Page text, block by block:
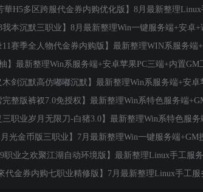
華H5多区跨服代金券内购优化版】8月最新整理
我本沉默三职业】8月最新整理Win一键服务端+安卓
赛季全人物代金券内购版】最新整理WIN系服务
】最新整理Win系服务端+安卓苹果PC三端+内置
剑沉默高仿嘟嘟沉默】最新整理Win系服务端+安卓
整版裤衩7.0免授权】最新整理Win系特色服务端
职业岁月无限刀-白猪3.0】最新整理Win系特色服
光金币版三职业】7月最新整理Win一键服务端
职业之欢聚江湖自动环境版】最新整理Linux手工服
代金券内购七职业精修版】7月最新整理Linux手工